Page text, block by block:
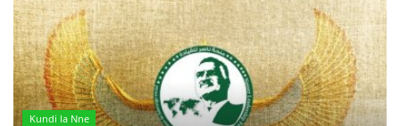
Kundi la Nne